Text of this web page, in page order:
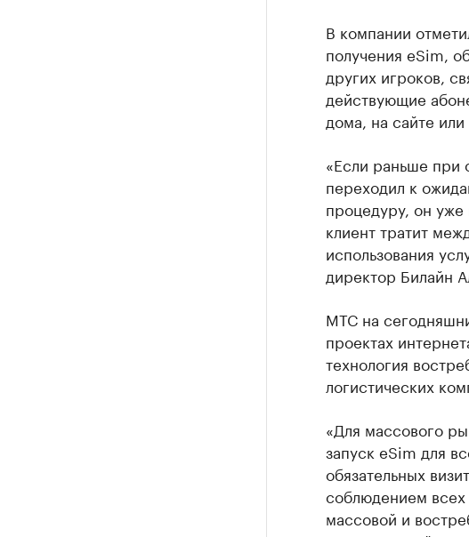
В компании
получения eSim,
других игроков,
действующие
дома, на сайте
«Если раньше при
переходил к
процедуру, он уже
клиент тратит
использования
директор Билайн
МТС на
проектах
технология
логистических
«Для массового
запуск eSim для
обязательных
соблюдением всех
массовой и